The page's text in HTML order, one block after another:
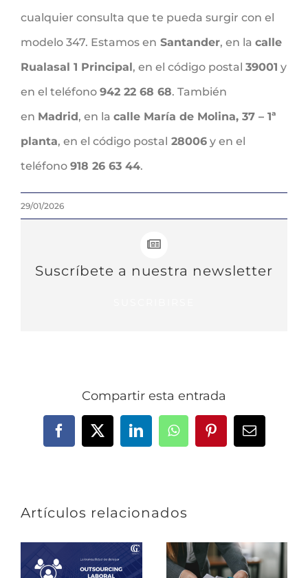
cualquier consulta que te pueda surgir con el
modelo 347. Estamos en Santander, en la calle
Rualasal 1 Principal, en el código postal 39001 y
en el teléfono 942 22 68 68. También
en Madrid, en la calle María de Molina, 37 – 1ª
planta, en el código postal 28006 y en el
teléfono 918 26 63 44.
29/01/2026
Suscríbete a nuestra newsletter
Compartir esta entrada
Facebook
X LinkedInWhatsAppPinterestCorreo
Artículos relacionados